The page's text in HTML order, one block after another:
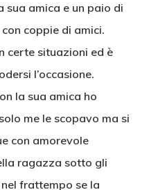
sua amica e un paio di
coppie di amici.
certe situazioni ed è
l’occasione.
la sua amica ho
me le scopavo ma si
con amorevole
ragazza sotto gli
frattempo se la